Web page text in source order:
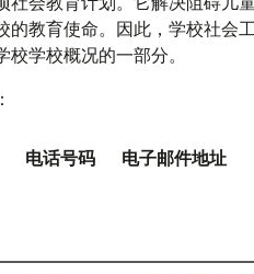
教育使命。因此，学校社
学校概况的一部分。
电话号码 电子邮件地址